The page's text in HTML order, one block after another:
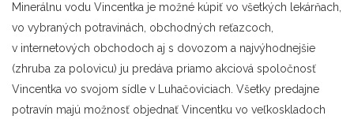
Minerálnu vodu Vincentka je možné kúpiť vo všetkých lekárňach,
vo vybraných potravinách, obchodných reťazcoch,
v internetových obchodoch aj s dovozom a najvýhodnejšie
(zhruba za polovicu) ju predáva priamo akciová spoločnosť
Vincentka vo svojom sídle v Luhačoviciach. Všetky predajne
potravín majú možnosť objednať Vincentku vo veľkoskladoch